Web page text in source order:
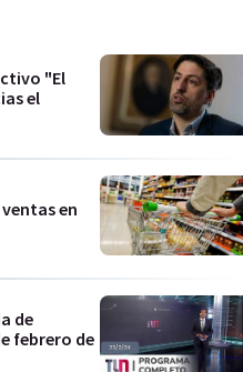
"El
el
en
de
febrero de